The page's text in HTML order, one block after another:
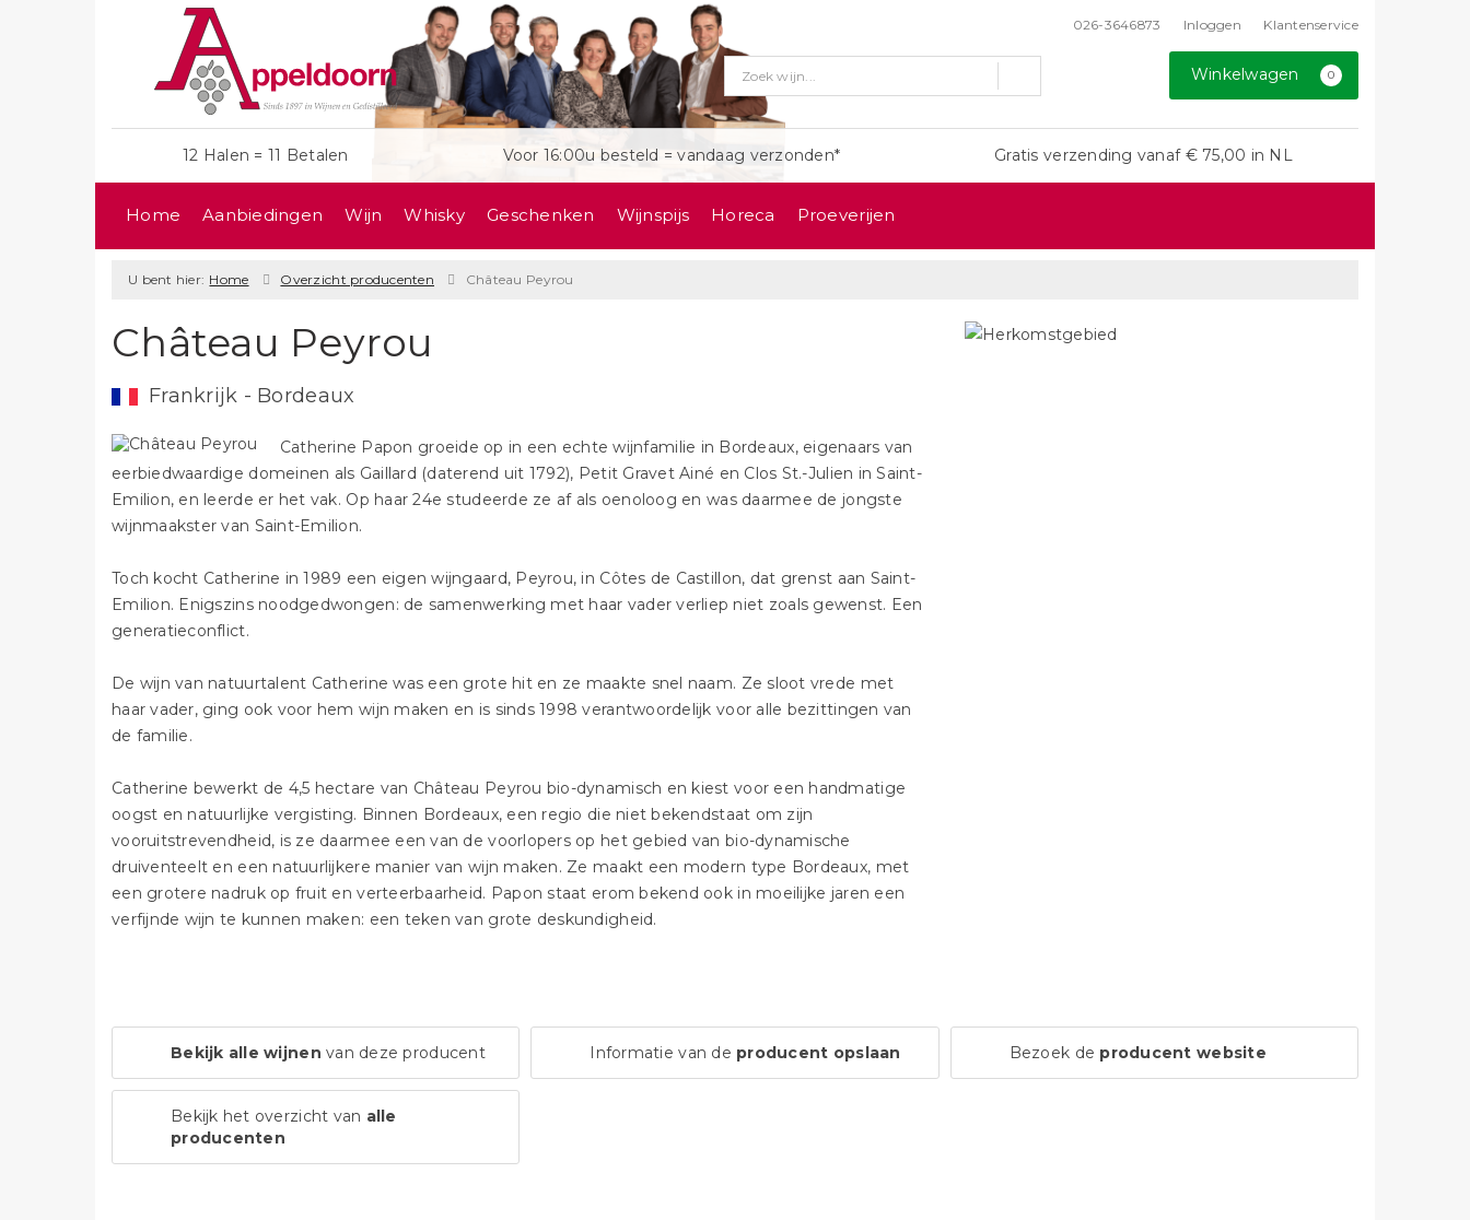
026-3646873 Inloggen Klantenservice
Winkelwagen 0
12 Halen = 11 Betalen Voor 16:00u besteld = vandaag verzonden* Gratis verzending vanaf € 75,00 in NL
Home Aanbiedingen Wijn Whisky Geschenken Wijnspijs Horeca Proeverijen
U bent hier: Home Overzicht producenten Château Peyrou
Château Peyrou
Frankrijk - Bordeaux
Catherine Papon groeide op in een echte wijnfamilie in Bordeaux, eigenaars van
eerbiedwaardige domeinen als Gaillard (daterend uit 1792), Petit Gravet Ainé en Clos St.-Julien in Saint-
Emilion, en leerde er het vak. Op haar 24e studeerde ze af als oenoloog en was daarmee de jongste
wijnmaakster van Saint-Emilion.
Toch kocht Catherine in 1989 een eigen wijngaard, Peyrou, in Côtes de Castillon, dat grenst aan Saint-
Emilion. Enigszins noodgedwongen: de samenwerking met haar vader verliep niet zoals gewenst. Een
generatieconflict.
De wijn van natuurtalent Catherine was een grote hit en ze maakte snel naam. Ze sloot vrede met
haar vader, ging ook voor hem wijn maken en is sinds 1998 verantwoordelijk voor alle bezittingen van
de familie.
Catherine bewerkt de 4,5 hectare van Château Peyrou bio-dynamisch en kiest voor een handmatige
oogst en natuurlijke vergisting. Binnen Bordeaux, een regio die niet bekendstaat om zijn
vooruitstrevendheid, is ze daarmee een van de voorlopers op het gebied van bio-dynamische
druiventeelt en een natuurlijkere manier van wijn maken. Ze maakt een modern type Bordeaux, met
een grotere nadruk op fruit en verteerbaarheid. Papon staat erom bekend ook in moeilijke jaren een
verfijnde wijn te kunnen maken: een teken van grote deskundigheid.
Bekijk alle wijnen van deze producent Informatie van de producent opslaan Bezoek de producent website
Bekijk het overzicht van alle
producenten